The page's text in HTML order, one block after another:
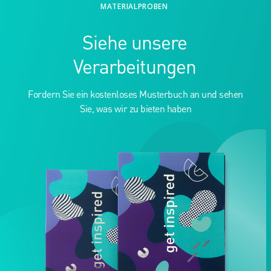
MATERIALPROBEN
Siehe unsere
Verarbeitungen
Fordern Sie ein kostenloses Musterbuch an und sehen
Sie, was wir zu bieten haben